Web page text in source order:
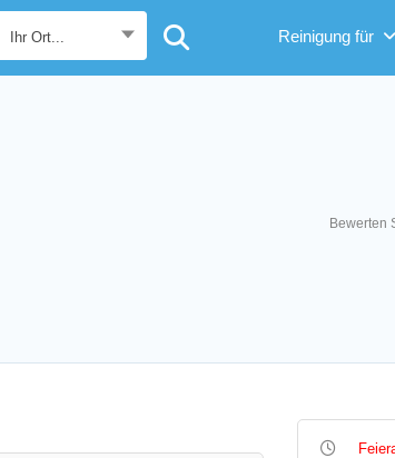
Ihr Ort... Reinigung für
Bewerten